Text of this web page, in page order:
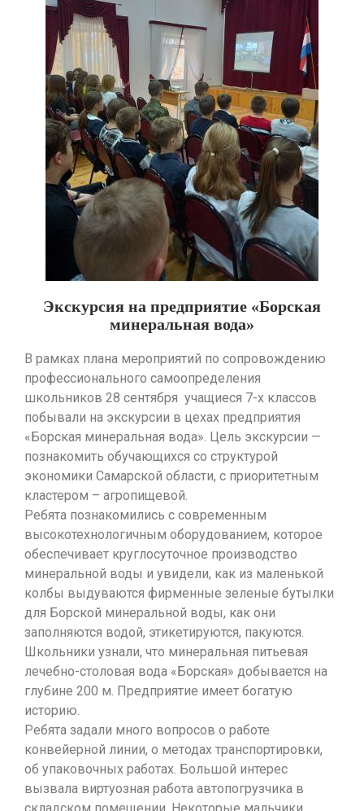
Экскурсия на предприятие «Борская
минеральная вода»
В рамках плана мероприятий по сопровождению
профессионального самоопределения
школьников 28 сентября учащиеся 7-х классов
побывали на экскурсии в цехах предприятия
«Борская минеральная вода». Цель экскурсии —
познакомить обучающихся со структурой
экономики Самарской области, с приоритетным
кластером – агропищевой.
Ребята познакомились с современным
высокотехнологичным оборудованием, которое
обеспечивает круглосуточное производство
минеральной воды и увидели, как из маленькой
колбы выдуваются фирменные зеленые бутылки
для Борской минеральной воды, как они
заполняются водой, этикетируются, пакуются.
Школьники узнали, что минеральная питьевая
лечебно-столовая вода «Борская» добывается на
глубине 200 м. Предприятие имеет богатую
историю.
Ребята задали много вопросов о работе
конвейерной линии, о методах транспортировки,
об упаковочных работах. Большой интерес
вызвала виртуозная работа автопогрузчика в